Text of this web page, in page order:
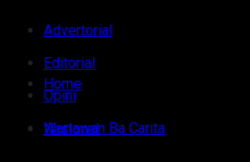
Advertorial
Editorial
Opini
Wartawan Ba Carita
Home
Nasional